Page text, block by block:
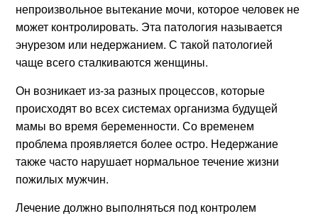
непроизвольное вытекание мочи, которое человек не
может контролировать. Эта патология называется
энурезом или недержанием. С такой патологией
чаще всего сталкиваются женщины.
Он возникает из-за разных процессов, которые
происходят во всех системах организма будущей
мамы во время беременности. Со временем
проблема проявляется более остро. Недержание
также часто нарушает нормальное течение жизни
пожилых мужчин.
Лечение должно выполняться под контролем